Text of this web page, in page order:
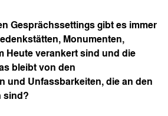
Gesprächssettings gibt es immer
Monumenten,
Heute verankert sind und die
bleibt von den
und Unfassbarkeiten, die an den
sind?